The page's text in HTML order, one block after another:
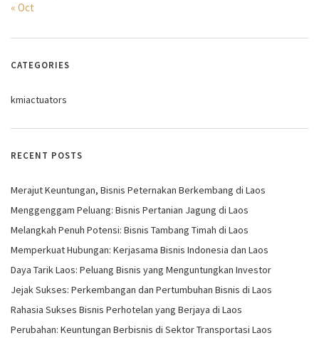
« Oct
CATEGORIES
kmiactuators
RECENT POSTS
Merajut Keuntungan, Bisnis Peternakan Berkembang di Laos
Menggenggam Peluang: Bisnis Pertanian Jagung di Laos
Melangkah Penuh Potensi: Bisnis Tambang Timah di Laos
Memperkuat Hubungan: Kerjasama Bisnis Indonesia dan Laos
Daya Tarik Laos: Peluang Bisnis yang Menguntungkan Investor
Jejak Sukses: Perkembangan dan Pertumbuhan Bisnis di Laos
Rahasia Sukses Bisnis Perhotelan yang Berjaya di Laos
Perubahan: Keuntungan Berbisnis di Sektor Transportasi Laos